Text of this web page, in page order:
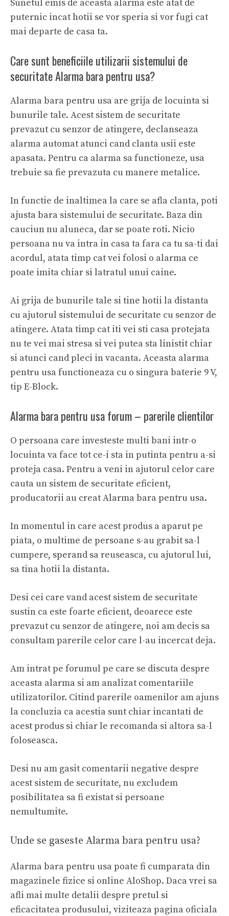
Sunetul emis de aceasta alarma este atat de
puternic incat hotii se vor speria si vor fugi cat
mai departe de casa ta.
Care sunt beneficiile utilizarii sistemului de
securitate Alarma bara pentru usa?
Alarma bara pentru usa are grija de locuinta si
bunurile tale. Acest sistem de securitate
prevazut cu senzor de atingere, declanseaza
alarma automat atunci cand clanta usii este
apasata. Pentru ca alarma sa functioneze, usa
trebuie sa fie prevazuta cu manere metalice.
In functie de inaltimea la care se afla clanta, poti
ajusta bara sistemului de securitate. Baza din
cauciun nu aluneca, dar se poate roti. Nicio
persoana nu va intra in casa ta fara ca tu sa-ti dai
acordul, atata timp cat vei folosi o alarma ce
poate imita chiar si latratul unui caine.
Ai grija de bunurile tale si tine hotii la distanta
cu ajutorul sistemului de securitate cu senzor de
atingere. Atata timp cat iti vei sti casa protejata
nu te vei mai stresa si vei putea sta linistit chiar
si atunci cand pleci in vacanta. Aceasta alarma
pentru usa functioneaza cu o singura baterie 9 V,
tip E-Block.
Alarma bara pentru usa forum – parerile clientilor
O persoana care investeste multi bani intr-o
locuinta va face tot ce-i sta in putinta pentru a-si
proteja casa. Pentru a veni in ajutorul celor care
cauta un sistem de securitate eficient,
producatorii au creat Alarma bara pentru usa.
In momentul in care acest produs a aparut pe
piata, o multime de persoane s-au grabit sa-l
cumpere, sperand sa reuseasca, cu ajutorul lui,
sa tina hotii la distanta.
Desi cei care vand acest sistem de securitate
sustin ca este foarte eficient, deoarece este
prevazut cu senzor de atingere, noi am decis sa
consultam parerile celor care l-au incercat deja.
Am intrat pe forumul pe care se discuta despre
aceasta alarma si am analizat comentariile
utilizatorilor. Citind parerile oamenilor am ajuns
la concluzia ca acestia sunt chiar incantati de
acest produs si chiar le recomanda si altora sa-l
foloseasca.
Desi nu am gasit comentarii negative despre
acest sistem de securitate, nu excludem
posibilitatea sa fi existat si persoane
nemultumite.
Unde se gaseste Alarma bara pentru usa?
Alarma bara pentru usa poate fi cumparata din
magazinele fizice si online AloShop. Daca vrei sa
afli mai multe detalii despre pretul si
eficacitatea produsului, viziteaza pagina oficiala